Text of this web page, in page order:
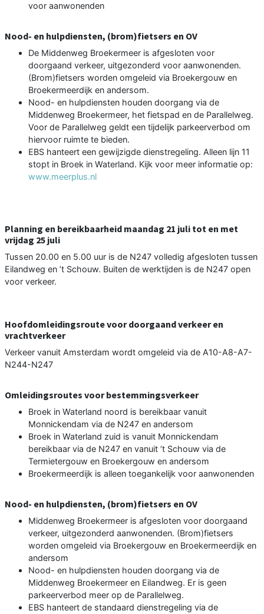
voor aanwonenden
Nood- en hulpdiensten, (brom)fietsers en OV
De Middenweg Broekermeer is afgesloten voor
doorgaand verkeer, uitgezonderd voor aanwonenden.
(Brom)fietsers worden omgeleid via Broekergouw en
Broekermeerdijk en andersom.
Nood- en hulpdiensten houden doorgang via de
Middenweg Broekermeer, het fietspad en de Parallelweg.
Voor de Parallelweg geldt een tijdelijk parkeerverbod om
hiervoor ruimte te bieden.
EBS hanteert een gewijzigde dienstregeling. Alleen lijn 11
stopt in Broek in Waterland. Kijk voor meer informatie op:
www.meerplus.nl
Planning en bereikbaarheid maandag 21 juli tot en met
vrijdag 25 juli
Tussen 20.00 en 5.00 uur is de N247 volledig afgesloten tussen
Eilandweg en ’t Schouw. Buiten de werktijden is de N247 open
voor verkeer.
Hoofdomleidingsroute voor doorgaand verkeer en
vrachtverkeer
Verkeer vanuit Amsterdam wordt omgeleid via de A10-A8-A7-
N244-N247
Omleidingsroutes voor bestemmingsverkeer
Broek in Waterland noord is bereikbaar vanuit
Monnickendam via de N247 en andersom
Broek in Waterland zuid is vanuit Monnickendam
bereikbaar via de N247 en vanuit ‘t Schouw via de
Termietergouw en Broekergouw en andersom
Broekermeerdijk is alleen toegankelijk voor aanwonenden
Nood- en hulpdiensten, (brom)fietsers en OV
Middenweg Broekermeer is afgesloten voor doorgaand
verkeer, uitgezonderd aanwonenden. (Brom)fietsers
worden omgeleid via Broekergouw en Broekermeerdijk en
andersom
Nood- en hulpdiensten houden doorgang via de
Middenweg Broekermeer en Eilandweg. Er is geen
parkeerverbod meer op de Parallelweg.
EBS hanteert de standaard dienstregeling via de